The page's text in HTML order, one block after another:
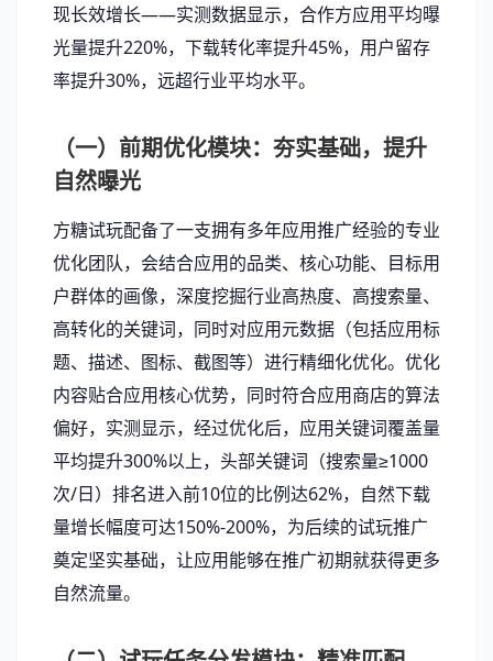
现长效增长——实测数据显示，合作方应用平均曝
光量提升220%，下载转化率提升45%，用户留存
率提升30%，远超行业平均水平。
（一）前期优化模块：夯实基础，提升
自然曝光
方糖试玩配备了一支拥有多年应用推广经验的专业
优化团队，会结合应用的品类、核心功能、目标用
户群体的画像，深度挖掘行业高热度、高搜索量、
高转化的关键词，同时对应用元数据（包括应用标
题、描述、图标、截图等）进行精细化优化。优化
内容贴合应用核心优势，同时符合应用商店的算法
偏好，实测显示，经过优化后，应用关键词覆盖量
平均提升300%以上，头部关键词（搜索量≥1000
次/日）排名进入前10位的比例达62%，自然下载
量增长幅度可达150%-200%，为后续的试玩推广
奠定坚实基础，让应用能够在推广初期就获得更多
自然流量。